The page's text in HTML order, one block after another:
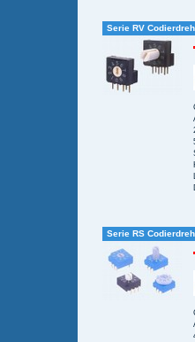
Serie RV
Serie RS